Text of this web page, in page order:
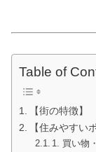
Table of
【街の特徴】
【住みやすい
1. 買い物